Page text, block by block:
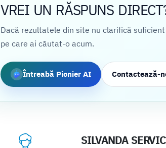
VREI UN RĂSPUNS
Dacă rezultatele din site nu clarifică
pe care ai căutat-o acum.
Întreabă Pionier AI Contactează-
SILVANDA